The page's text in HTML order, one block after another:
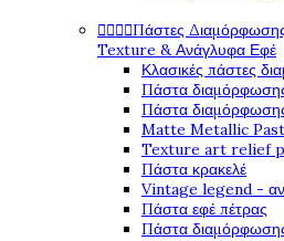
Πάστες
Texture & Ανάγλυφα Εφέ
Κλασικές πάστες
Πάστα
Πάστα
Matte Metallic
Texture art relief
Πάστα κρακελέ
Vintage legend -
Πάστα εφέ πέτρας
Πάστα διαμόρφωσης